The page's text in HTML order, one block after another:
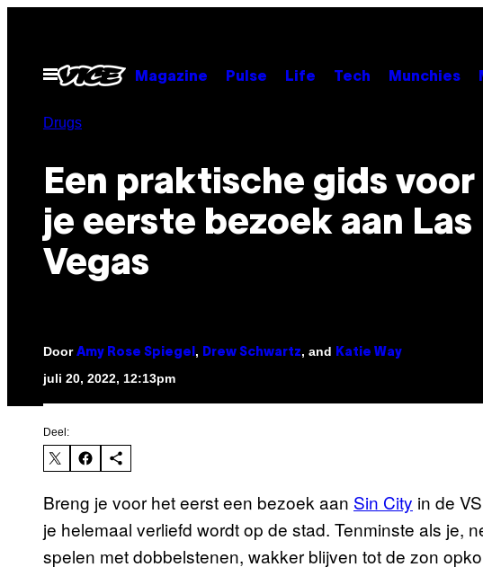
Open
menu
Magazine Pulse Life Tech Munchies
Drugs
Een praktische gids voor
je eerste bezoek aan Las
Vegas
Door Amy Rose Spiegel , Drew Schwartz, and Katie Way
juli 20, 2022, 12:13pm
Deel:
Breng je voor het eerst een bezoek aan Sin City in de
je helemaal verliefd wordt op de stad. Tenminste als je,
spelen met dobbelstenen, wakker blijven tot de zon